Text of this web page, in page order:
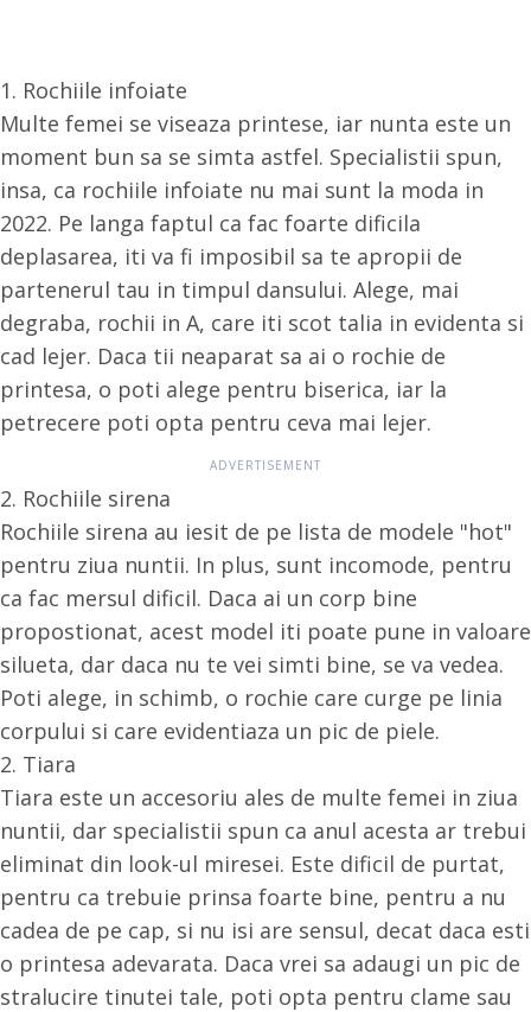
1. Rochiile infoiate
Multe femei se viseaza printese, iar nunta este un
moment bun sa se simta astfel. Specialistii spun,
insa, ca rochiile infoiate nu mai sunt la moda in
2022. Pe langa faptul ca fac foarte dificila
deplasarea, iti va fi imposibil sa te apropii de
partenerul tau in timpul dansului. Alege, mai
degraba, rochii in A, care iti scot talia in evidenta si
cad lejer. Daca tii neaparat sa ai o rochie de
printesa, o poti alege pentru biserica, iar la
petrecere poti opta pentru ceva mai lejer.
2. Rochiile sirena
Rochiile sirena au iesit de pe lista de modele "hot"
pentru ziua nuntii. In plus, sunt incomode, pentru
ca fac mersul dificil. Daca ai un corp bine
propostionat, acest model iti poate pune in valoare
silueta, dar daca nu te vei simti bine, se va vedea.
Poti alege, in schimb, o rochie care curge pe linia
corpului si care evidentiaza un pic de piele.
2. Tiara
Tiara este un accesoriu ales de multe femei in ziua
nuntii, dar specialistii spun ca anul acesta ar trebui
eliminat din look-ul miresei. Este dificil de purtat,
pentru ca trebuie prinsa foarte bine, pentru a nu
cadea de pe cap, si nu isi are sensul, decat daca esti
o printesa adevarata. Daca vrei sa adaugi un pic de
stralucire tinutei tale, poti opta pentru clame sau